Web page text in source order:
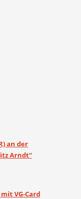
an der
Arndt“
VG-Card